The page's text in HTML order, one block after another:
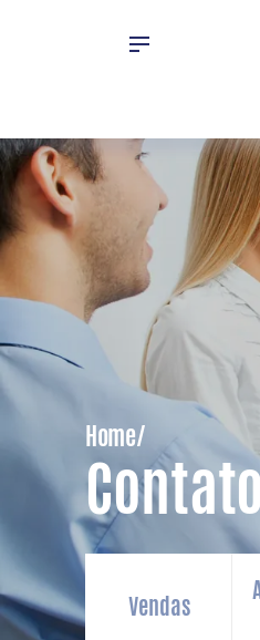
Home/
Contato
Vendas